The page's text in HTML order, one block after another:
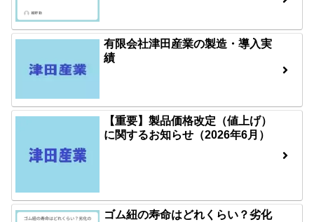
有限会社津田産業の製造・導入実
績
【重要】製品価格改定（値上げ）
に関するお知らせ（2026年6月）
ゴム紐の寿命はどれくらい？劣化